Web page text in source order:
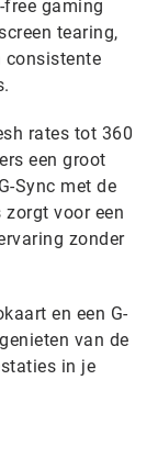
gaming
tearing,
consistente
rates tot 360
een groot
Sync met de
zorgt voor een
zonder
en een G-
van de
in je